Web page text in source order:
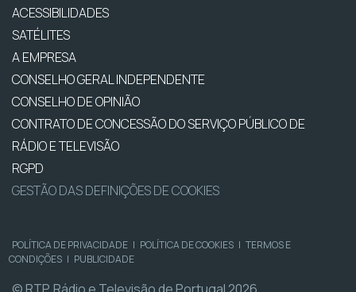
ACESSIBILIDADES
SATÉLITES
A EMPRESA
CONSELHO GERAL INDEPENDENTE
CONSELHO DE OPINIÃO
CONTRATO DE CONCESSÃO DO SERVIÇO PÚBLICO DE
RÁDIO E TELEVISÃO
RGPD
GESTÃO DAS DEFINIÇÕES DE COOKIES
POLÍTICA DE PRIVACIDADE | POLÍTICA DE COOKIES | TERMOS E
CONDIÇÕES | PUBLICIDADE